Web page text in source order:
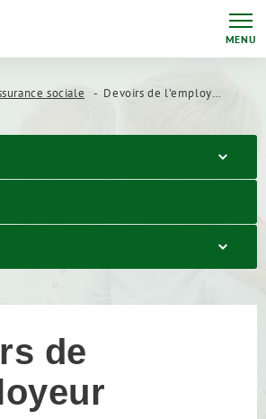
MENU
sociale Devoirs de l’employeur - cotisation
de